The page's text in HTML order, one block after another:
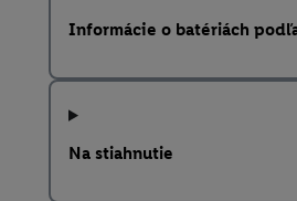
Informácie o batériách
Na stiahnutie